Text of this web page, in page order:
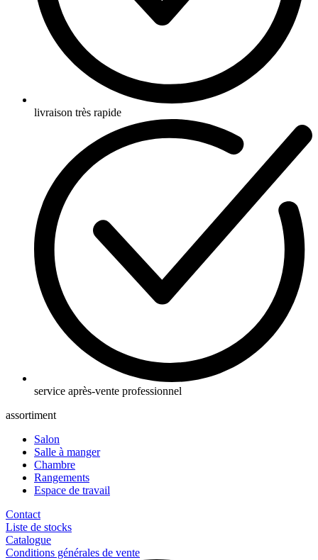
livraison très rapide
service après-vente professionnel
assortiment
Salon
Salle à manger
Chambre
Rangements
Espace de travail
Contact
Liste de stocks
Catalogue
Conditions générales de vente